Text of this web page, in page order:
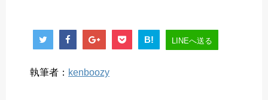
B! LINEへ送る
執筆者： kenboozy